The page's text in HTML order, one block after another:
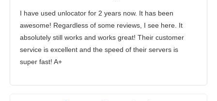
I have used unlocator for 2 years now. It has been
awesome! Regardless of some reviews, I see here. It
absolutely still works and works great! Their customer
service is excellent and the speed of their servers is
super fast! A+